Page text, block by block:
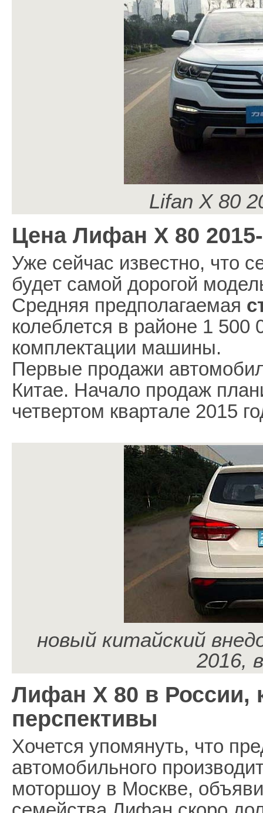
Lifan X 80
Цена Лифан Х 80
Уже сейчас известно, что
будет самой дорогой
Средняя предполагаемая
колеблется в районе 1 500
комплектации машины.
Первые продажи
Китае. Начало продаж
четвертом квартале 2015
новый китайский
2016,
Лифан Х 80 в России,
перспективы
Хочется упомянуть, что
автомобильного
моторшоу в Москве,